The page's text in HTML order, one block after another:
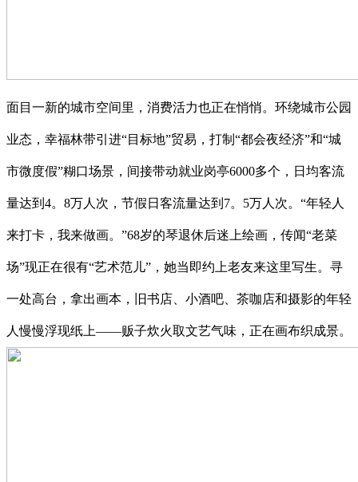
面目一新的城市空间里，消费活力也正在悄悄。环绕城市公园
业态，幸福林带引进“目标地”贸易，打制“都会夜经济”和“城
市微度假”糊口场景，间接带动就业岗亭6000多个，日均客流
量达到4。8万人次，节假日客流量达到7。5万人次。“年轻人
来打卡，我来做画。”68岁的琴退休后迷上绘画，传闻“老菜
场”现正在很有“艺术范儿”，她当即约上老友来这里写生。寻
一处高台，拿出画本，旧书店、小酒吧、茶咖店和摄影的年轻
人慢慢浮现纸上——贩子炊火取文艺气味，正在画布织成景。